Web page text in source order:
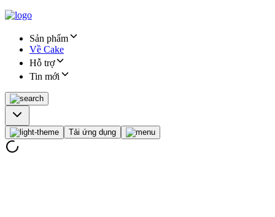
Sản phẩm
Về Cake
Hỗ trợ
Tin mới
Tải ứng dụng